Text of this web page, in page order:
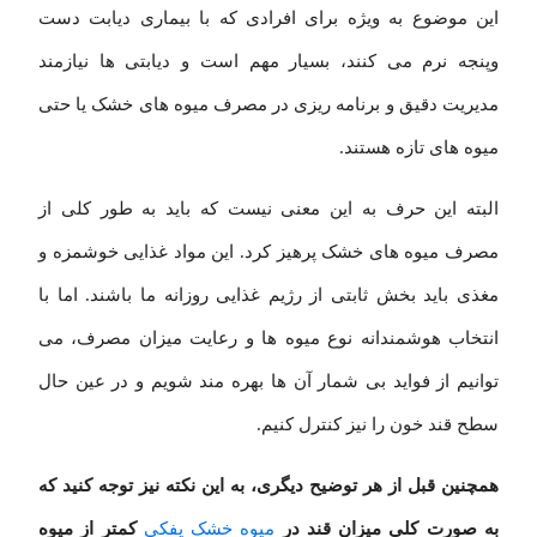
این موضوع به ویژه برای افرادی که با بیماری دیابت دست
وپنجه نرم می کنند، بسیار مهم است و دیابتی ها نیازمند
مدیریت دقیق و برنامه ریزی در مصرف میوه های خشک یا حتی
میوه های تازه هستند.
البته این حرف به این معنی نیست که باید به طور کلی از
مصرف میوه های خشک پرهیز کرد. این مواد غذایی خوشمزه و
مغذی باید بخش ثابتی از رژیم غذایی روزانه ما باشند. اما با
انتخاب هوشمندانه نوع میوه ها و رعایت میزان مصرف، می
توانیم از فواید بی شمار آن ها بهره مند شویم و در عین حال
سطح قند خون را نیز کنترل کنیم.
همچنین قبل از هر توضیح دیگری، به این نکته نیز توجه کنید که
به صورت کلی میزان قند در میوه خشک پفکی کمتر از میوه